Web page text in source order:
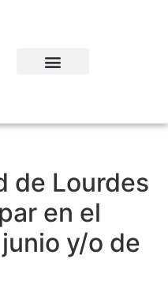
de Lourdes
en el
y/o de